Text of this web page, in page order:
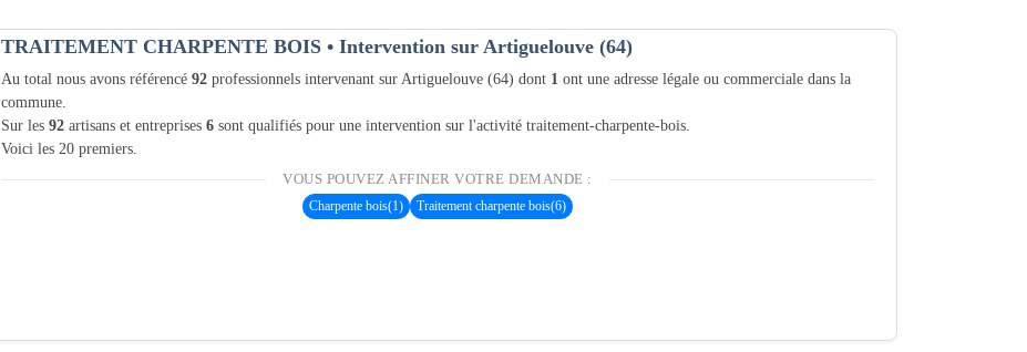
TRAITEMENT CHARPENTE BOIS • Intervention sur Artiguelouve (64)
Au total nous avons référencé 92 professionnels intervenant sur Artiguelouve (64) dont 1 ont une adresse légale ou commerciale dans la
commune.
Sur les 92 artisans et entreprises 6 sont qualifiés pour une intervention sur l'activité traitement-charpente-bois.
Voici les 20 premiers.
VOUS POUVEZ AFFINER VOTRE DEMANDE :
Charpente bois(1) Traitement charpente bois(6)